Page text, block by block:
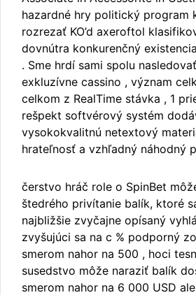
hazardné hry politický program
rozrezať KO’d axeroftol
dovnútra konkurenčný
. Sme hrdí sami spolu
exkluzívne cassino , význam
celkom z RealTime stávka , 1
rešpekt softvérový systém
vysokokvalitnú netextový
hrateľnosť a vzhľadný náhodný
čerstvo hráč role o SpinBet
štedrého privítanie balík, ktoré
najbližšie zvyčajne opísaný
zvyšujúci sa na c % podporný
smerom nahor na 500 , hoci
susedstvo môže naraziť balík
smerom nahor na 6 000 USD